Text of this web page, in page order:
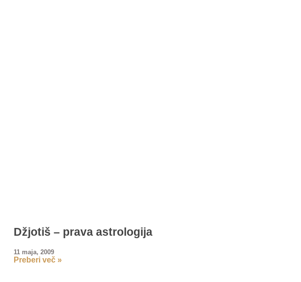
Džjotiš – prava astrologija
11 maja, 2009
Preberi več »